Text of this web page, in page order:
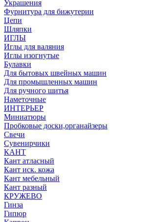
Украшения
Фурнитура для бижутерии
Цепи
Шляпки
ИГЛЫ
Иглы для валяния
Иглы изогнутые
Булавки
Для бытовых швейных машин
Для промышленных машин
Для ручного шитья
Наметочные
ИНТЕРЬЕР
Миниатюры
Пробковые доски,органайзеры
Свечи
Сувенирчики
КАНТ
Кант атласный
Кант иск. кожа
Кант мебельный
Кант разный
КРУЖЕВО
Гинза
Гипюр